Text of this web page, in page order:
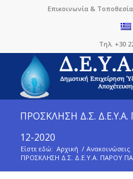
Επικοινωνία & Τοποθεσία
Τηλ. +30
ΠΡΟΣΚΛΗΣΗ Δ.Σ.
12-2020
Είστε εδώ: Αρχική / Ανακοινώσεις
ΠΡΟΣΚΛΗΣΗ Δ.Σ. Δ.Ε.Υ.Α. ΠΑΡΟΥ